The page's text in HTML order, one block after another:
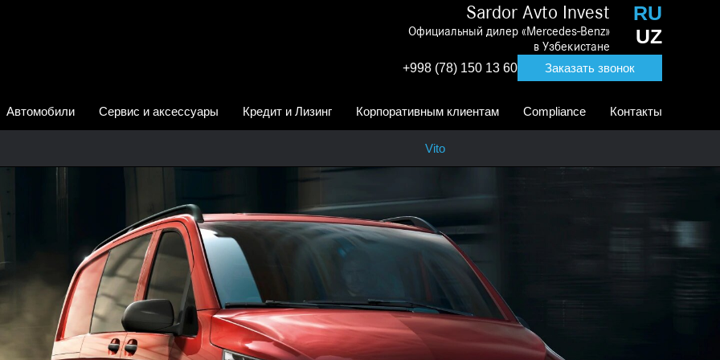
Sardor Avto Invest
Официальный дилер «Mercedes-Benz»
в Узбекистане
+998 (78) 150 13 60 Заказать звонок
RU
UZ
Автомобили Сервис и аксессуары Кредит и Лизинг Корпоративным клиентам Compliance Контакты
Vito